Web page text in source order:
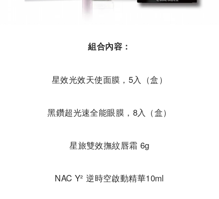
組合內容：
星效光效天使面膜，5入（盒）
黑鑽超光速全能眼膜，8入（盒）
星旅雙效撫紋唇霜 6g
NAC Y² 逆時空啟動精華10ml